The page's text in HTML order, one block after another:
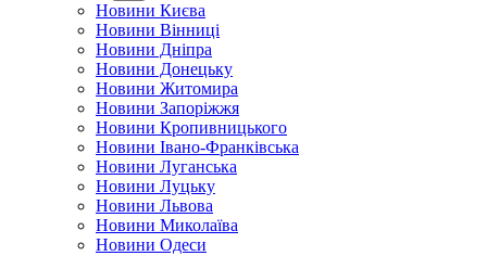
Новини Києва
Новини Вінниці
Новини Дніпра
Новини Донецьку
Новини Житомира
Новини Запоріжжя
Новини Кропивницького
Новини Івано-Франківська
Новини Луганська
Новини Луцьку
Новини Львова
Новини Миколаїва
Новини Одеси